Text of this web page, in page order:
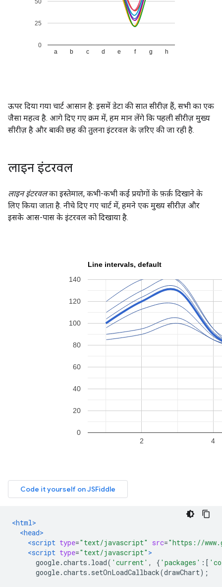
ऊपर दिया गया चार्ट आसान है: इसमें डेटा की सात सीरीज़ हैं, सभी का एक
जैसा महत्व है. आगे दिए गए क्रम में, हम मान लेंगे कि पहली सीरीज़ मुख्य
सीरीज़ है और बाकी छह की तुलना इंटरवल के ज़रिए की जा रही है.
लाइन इंटरवल
लाइन इंटरवलका इस्तेमाल, कभी-कभी कई प्रयोगों के फ़र्क़ दिखाने के
लिए किया जाता है. नीचे दिए गए चार्ट में, हमने एक मुख्य सीरीज़ और
इसके आस-पास के इंटरवल को दिखाया है.
<html>
<head>
<script type="text/javascript" src="https://
<script type="text/javascript" >
google.charts . load( 'current' , { 'packages' :[
google.charts . setOnLoadCallback(drawChart);